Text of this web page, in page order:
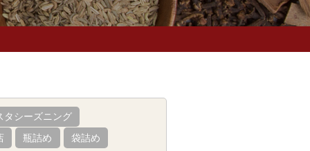
タシーズニング
瓶詰め
袋詰め